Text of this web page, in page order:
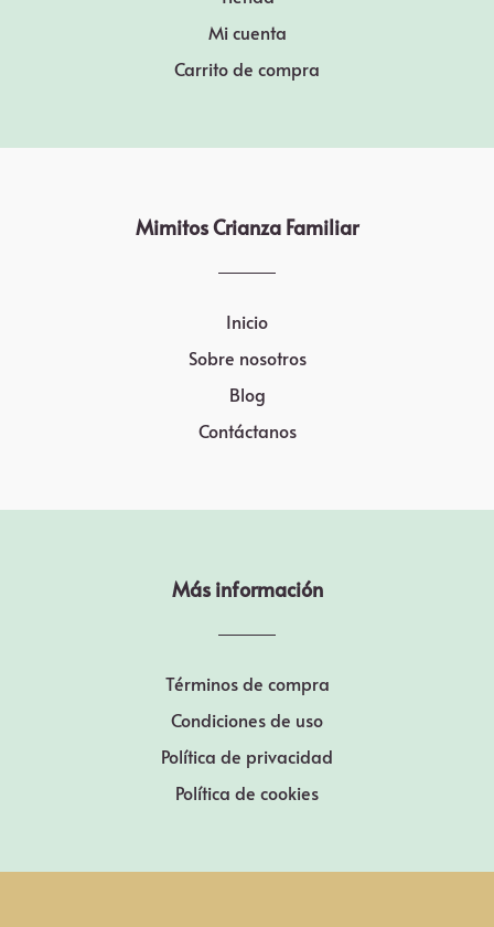
Mi cuenta
Carrito de compra
Mimitos Crianza Familiar
Inicio
Sobre nosotros
Blog
Contáctanos
Más información
Términos de compra
Condiciones de uso
Política de privacidad
Política de cookies